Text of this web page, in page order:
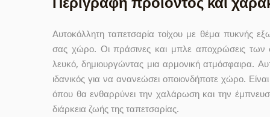
Αυτοκόλλητη ταπετσαρία τοίχου με θέμα πυκνής
σας χώρο. Οι πράσινες και μπλε αποχρώσεις των
λευκό, δημιουργώντας μια αρμονική ατμόσφαιρα.
ιδανικός για να ανανεώσει οποιονδήποτε χώρο.
όπου θα ενθαρρύνει την χαλάρωση και την
διάρκεια ζωής της ταπετσαρίας.